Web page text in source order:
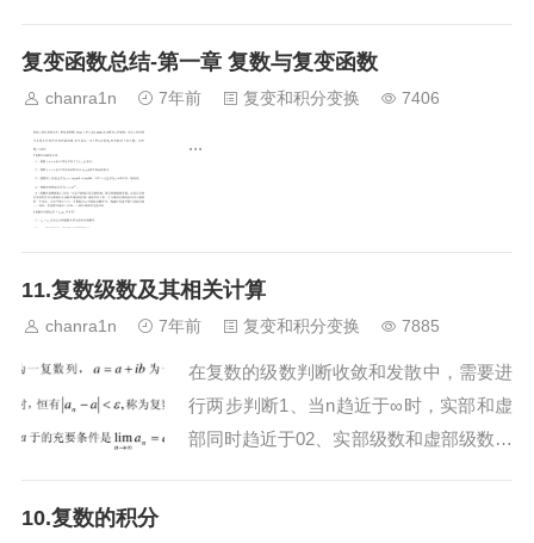
复变函数总结-第一章 复数与复变函数
chanra1n 7年前 复变和积分变换 7406
...
11.复数级数及其相关计算
chanra1n 7年前 复变和积分变换 7885
在复数的级数判断收敛和发散中，需要进
行两步判断1、当n趋近于∞时，实部和虚
部同时趋近于02、实部级数和虚部级数同
10.复数的积分